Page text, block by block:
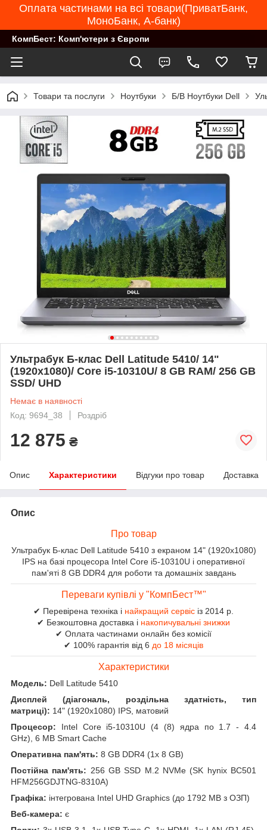
Оплата частинами на всі товари(ПриватБанк,
МоноБанк, А-банк)
КомпБест: Комп'ютери з Європи
Товари та послуги Ноутбуки Б/В Ноутбуки Dell
Ультрабук Б-клас Dell Latitude 5410/ 14"
(1920x1080)/ Core i5-10310U/ 8 GB RAM/ 256 GB
SSD/ UHD
Немає в наявності
Код: 9694_38
Роздріб
12 875 ₴
Опис Характеристики Відгуки про товар Доставка
Опис
Про товар
Ультрабук Б-клас Dell Latitude 5410 з екраном 14" (1920x1080)
IPS на базі процесора Intel Core i5-10310U і оперативної
пам'яті 8 GB DDR4 для роботи та домашніх завдань
Переваги купівлі у "КомпБест™"
✔ Перевірена техніка і найкращий сервіс із 2014 р.
✔ Безкоштовна доставка і накопичувальні знижки
✔ Оплата частинами онлайн без комісії
✔ 100% гарантія від 6 до 18 місяців
Характеристики
Модель: Dell Latitude 5410
Дисплей (діагональ, роздільна здатність, тип
матриці): 14" (1920x1080) IPS, матовий
Процесор: Intel Core i5-10310U (4 (8) ядра по 1.7 - 4.4
GHz), 6 MB Smart Cache
Оперативна пам'ять: 8 GB DDR4 (1x 8 GB)
Постійна пам'ять: 256 GB SSD M.2 NVMe (SK hynix BC501
HFM256GDJTNG-8310A)
Графіка: інтегрована Intel UHD Graphics (до 1792 MB з ОЗП)
Веб-камера: є